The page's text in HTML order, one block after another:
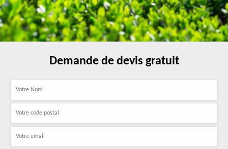
Demande de devis gratuit